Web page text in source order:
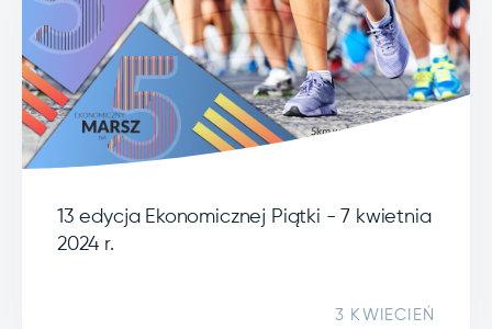
13 edycja Ekonomicznej Piątki - 7 kwietnia
2024 r.
3 KWIECIEŃ